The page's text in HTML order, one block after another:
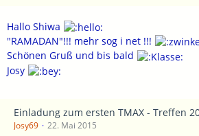
Hallo Shiwa
"RAMADAN"!!! mehr sog i net !!!
Schönen Gruß und bis bald
Josy
Einladung zum ersten TMAX - Treffen
Josy69 22. Mai 2015